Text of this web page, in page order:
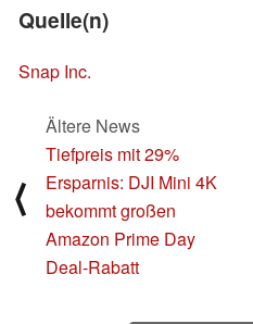
Quelle(n)
Snap Inc.
⟨
Ältere News
Tiefpreis mit 29%
Ersparnis: DJI Mini 4K
bekommt großen
Amazon Prime Day
Deal-Rabatt